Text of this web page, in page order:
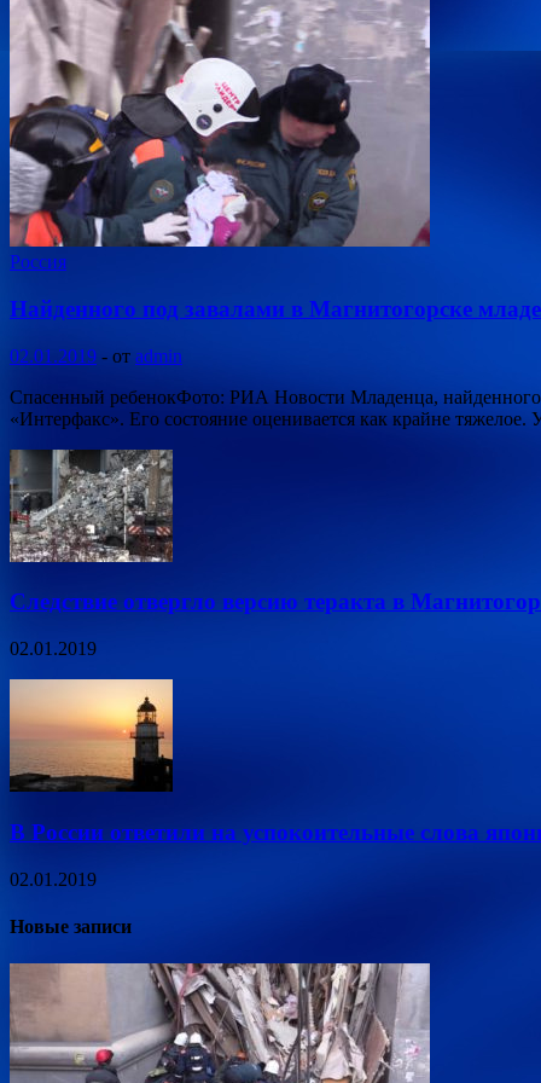
Россия
Найденного под завалами в Магнитогорске
02.01.2019 - от admin
Спасенный ребенокФото: РИА Новости Младенца,
«Интерфакс». Его состояние оценивается как крайне
Следствие отвергло версию теракта в
02.01.2019
В России ответили на успокоительные слова
02.01.2019
Новые записи